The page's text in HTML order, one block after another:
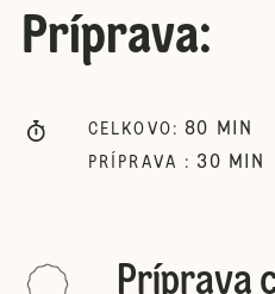
Príprava:
CELKOVO : 80 MIN
PRÍPRAVA : 30 MIN
Príprava